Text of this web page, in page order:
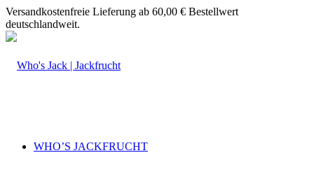
Versandkostenfreie Lieferung ab 60,00 € Bestellwert
deutschlandweit.
WHO’S JACKFRUCHT